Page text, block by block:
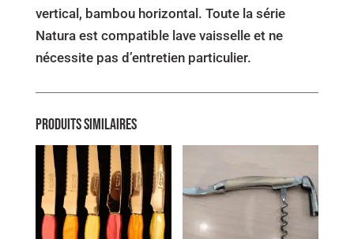
vertical, bambou horizontal. Toute la série
Natura est compatible lave vaisselle et ne
nécessite pas d’entretien particulier.
Produits similaires